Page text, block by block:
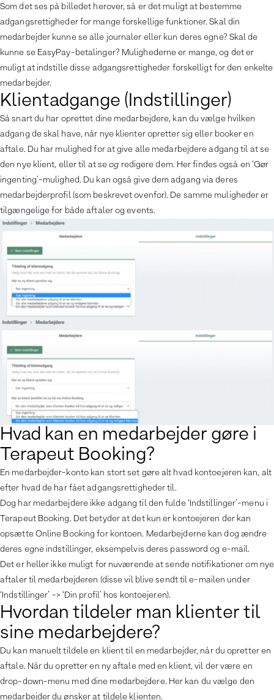
Som det ses på billedet herover, så er det muligt at bestemme
adgangsrettigheder for mange forskellige funktioner. Skal din
medarbejder kunne se alle journaler eller kun deres egne? Skal de
kunne se EasyPay-betalinger? Mulighederne er mange, og det er
muligt at indstille disse adgangsrettigheder forskelligt for den enkelte
medarbejder.
Klientadgange (Indstillinger)
Så snart du har oprettet dine medarbejdere, kan du vælge hvilken
adgang de skal have, når nye klienter opretter sig eller booker en
aftale. Du har mulighed for at give alle medarbejdere adgang til at se
den nye klient, eller til at seog redigere dem. Her findes også en ‘Gør
ingenting’-mulighed. Du kan også give dem adgang via deres
medarbejderprofil (som beskrevet ovenfor). De samme muligheder er
tilgængelige for både aftaler og events.
Hvad kan en medarbejder gøre i
Terapeut Booking?
En medarbejder-konto kan stort set gøre alt hvad kontoejeren kan, alt
efter hvad de har fået adgangsrettigheder til.
Dog har medarbejdere ikke adgang til den fulde ‘Indstillinger’-menu i
Terapeut Booking. Det betyder at det kun er kontoejeren der kan
opsætte Online Booking for kontoen. Medarbejderne kan dog ændre
deres egne indstillinger, eksempelvis deres password og e-mail.
Det er heller ikke muligt for nuværende at sende notifikationer om nye
aftaler til medarbejderen (disse vil blive sendt til e-mailen under
‘Indstillinger’ -> ‘Din profil’ hos kontoejeren).
Hvordan tildeler man klienter til
sine medarbejdere?
Du kan manuelt tildele en klient til en medarbejder, når du opretter en
aftale. Når du opretter en ny aftale med en klient, vil der være en
drop-down-menu med dine medarbejdere. Her kan du vælge den
medarbejder du ønsker at tildele klienten.